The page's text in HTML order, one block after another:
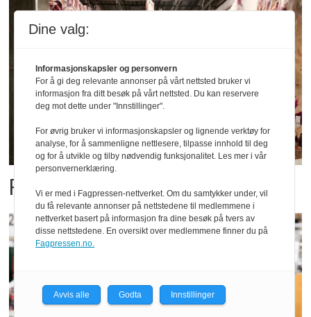
Fatland forbedret resultatet
Dine valg:
Informasjonskapsler og personvern
For å gi deg relevante annonser på vårt nettsted bruker vi
informasjon fra ditt besøk på vårt nettsted. Du kan reservere
deg mot dette under "Innstillinger".
For øvrig bruker vi informasjonskapsler og lignende verktøy for
analyse, for å sammenligne nettlesere, tilpasse innhold til deg
og for å utvikle og tilby nødvendig funksjonalitet. Les mer i vår
personvernerklæring.
Vi er med i Fagpressen-nettverket. Om du samtykker under, vil
du få relevante annonser på nettstedene til medlemmene i
nettverket basert på informasjon fra dine besøk på tvers av
disse nettstedene. En oversikt over medlemmene finner du på
Fagpressen.no.
Avvis alle Godta Innstillinger